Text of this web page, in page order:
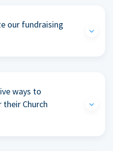
our fundraising
ways to
Church